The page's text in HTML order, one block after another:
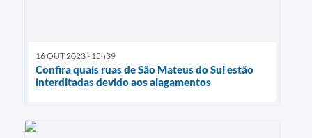
16 OUT 2023 - 15h39
Confira quais ruas de São Mateus do Sul estão
interditadas devido aos alagamentos